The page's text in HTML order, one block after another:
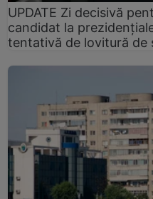
UPDATE Zi decisivă
candidat la
tentativă de lovitură de